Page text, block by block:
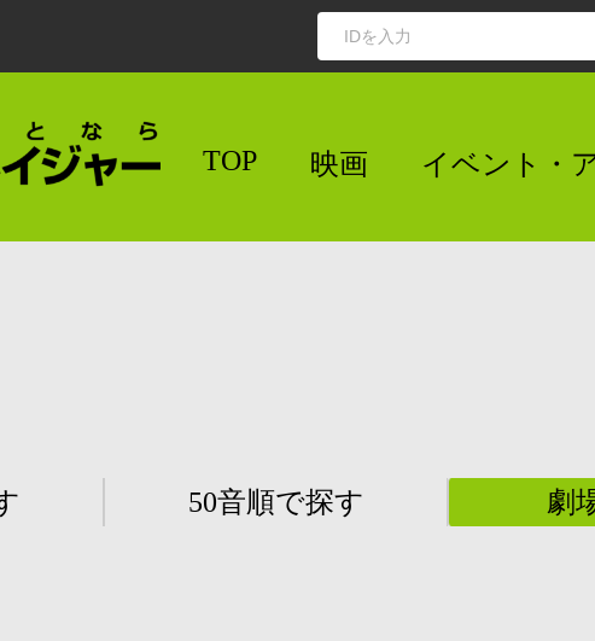
TOP 映画 イベント・
50音順で探す 劇